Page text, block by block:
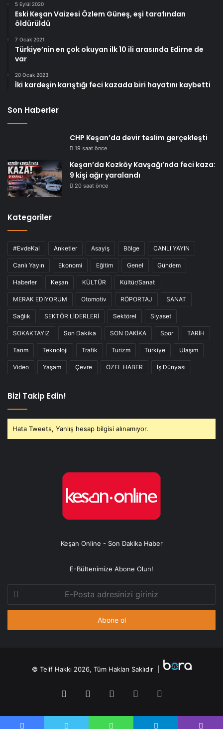
5 Eylül 2020
Eski Keşan Vaizesi Özlem Güneş, eşi tarafından
öldürüldü
7 Ocak 2021
Türkiye’nin en çok okuyan ilk 10 ili arasında Edirne de
var
20 Ocak 2023
İki kardeşin karıştığı feci kazada biri hayatını kaybetti
Son Haberler
CHP Keşan’da devir teslim gerçekleşti
19 saat önce
Keşan’da Kozköy Kavşağı’nda feci kaza:
9 kişi ağır yaralandı
20 saat önce
Kategoriler
#EvdeKal Anketler Asayiş Bölge CANLI YAYIN
Canlı Yayın Ekonomi Eğitim Genel Gündem
Haberler Keşan KÜLTÜR Kültür/Sanat
MERAK EDİYORUM Otomotiv RÖPORTAJ SANAT
Sağlık SEKTÖR LİDERLERİ Sektörel Siyaset
SOKAKTAYIZ Son Dakika SON DAKİKA Spor TARİH
Tarım Teknoloji Trafik Turizm Türkiye Ulaşım
Video Yaşam Çevre ÖZEL HABER İş Dünyası
Bizi Takip Edin!
Hata Tweets, Yanlış hesap bilgisi alınamıyor.
Keşan Online - Son Dakika Haber
E-Bültenimize Abone Olun!
Posta
adresinizi
© Telif Hakkı 2026, Tüm Hakları Saklıdır |
FacebookTwitter YouTubeInstagram